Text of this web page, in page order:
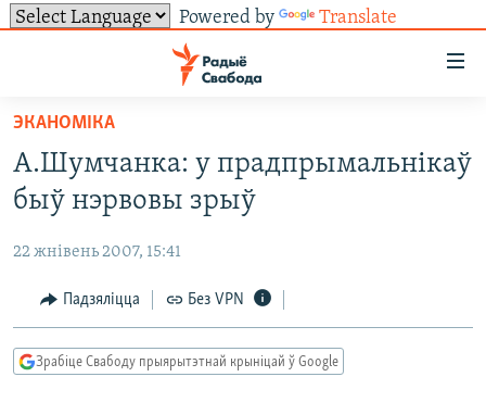
Powered by Translate
ўнівэрсальнага
доступу
Перайсьці
да
галоўнага
Перайсьці
Перайсьці
УСЕ НАВІНЫ
ЛЮДЗІ
ПАЛІТЫКА
ВАЙНА
ТОЛЬКІ НА СВАБОДЗЕ
БЛОГІ
ГІСТОРЫЯ НА СВАБОДЗЕ
КНІГІ
СУВЯЗЬ
АБЫСЬЦІ БЛЯКАВАНЬНЕ
ПАДЗЯЛІЦЦА ІНФАРМАЦЫЯЙ
ПАДПІСАЦЦА
RSS
FACEBOOK
ЭКАНОМІКА
А.Шумчанка: у прадпрымальнікаў
быў нэрвовы зрыў
22 жнівень 2007, 15:41
Падзяліцца Без VPN
Зрабіце Свабоду прыярытэтнай крыніцай ў Google